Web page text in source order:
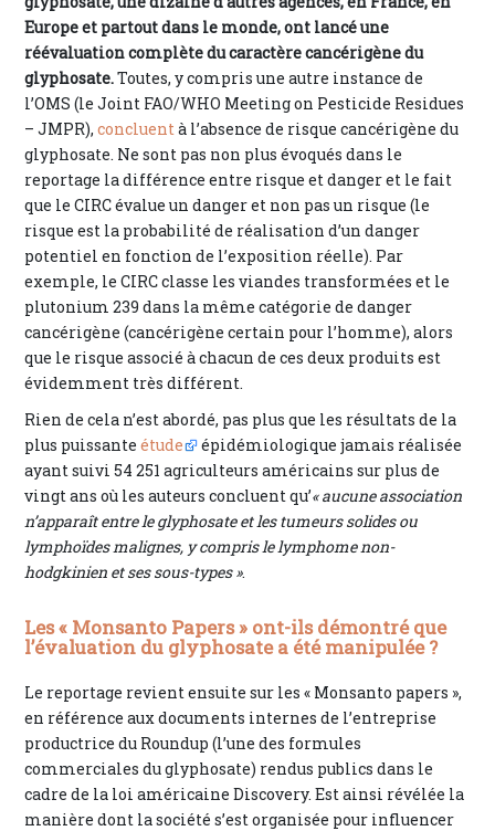
Europe et partout dans le monde, ont lancé une
réévaluation complète du caractère cancérigène du
glyphosate.Toutes, y compris une autre instance de
l’OMS (le Joint FAO/WHO Meeting on Pesticide Residues
– JMPR),concluent à l’absence de risque cancérigène du
glyphosate. Ne sont pas non plus évoqués dans le
reportage la différence entre risque et danger et le fait
que le CIRC évalue un danger et non pas un risque (le
risque est la probabilité de réalisation d’un danger
potentiel en fonction de l’exposition réelle). Par
exemple, le CIRC classe les viandes transformées et le
plutonium 239 dans la même catégorie de danger
cancérigène (cancérigène certain pour l’homme), alors
que le risque associé à chacun de ces deux produits est
évidemment très différent.
Rien de cela n’est abordé, pas plus que les résultats de la
plus puissanteétude
épidémiologique jamais réalisée
ayant suivi 54 251 agriculteurs américains sur plus de
vingt ans où les auteurs concluent qu’« aucune association
n’apparaît entre le glyphosate et les tumeurs solides ou
lymphoïdes malignes, y compris le lymphome non-
hodgkinien et ses sous-types ».
Les « Monsanto Papers » ont-ils démontré que
l’évaluation du glyphosate a été manipulée ?
Le reportage revient ensuite sur les « Monsanto papers »,
en référence aux documents internes de l’entreprise
productrice du Roundup (l’une des formules
commerciales du glyphosate) rendus publics dans le
cadre de la loi américaine Discovery. Est ainsi révélée la
manière dont la société s’est organisée pour influencer